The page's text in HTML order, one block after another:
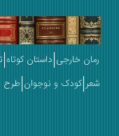
خارجی داستان کوتاه تاریخ
کودک و نوجوان طرح جلد